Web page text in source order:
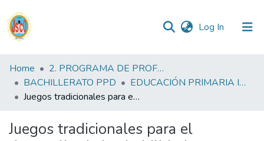
Log In (current)
Communities
&
Collections
Home
2. PROGRAMA DE PROFESIONALIZACIÓN DOCENTE
BACHILLERATO PPD
EDUCACIÓN PRIMARIA INTERCULTURAL BILINGUE PPD
Juegos tradicionales para el desarrollo de las habilidades sociales en los estudiantes de la institución educativa N° 38989/Mx-U de Matucana, Llochegua 2023
Juegos tradicionales para el